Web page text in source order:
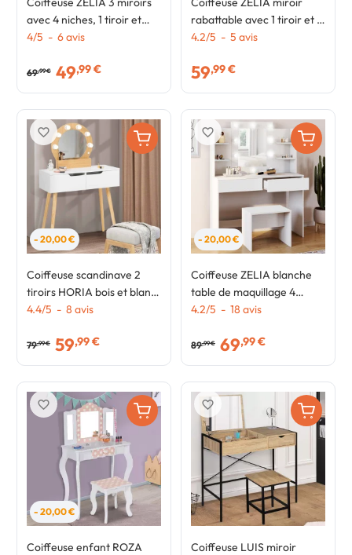
avec 4 niches, 1 tiroir et
tabouret
4/5 - 6avis
69,99 € 49,99 €
rabattable avec 1 tiroir et 1
tabouret
4.2/5 - 5 avis
59,99 €
- 20,00 €
Coiffeuse scandinave 2
tiroirs HORIA bois et blanc
avec miroir LED
4.4/5 - 8 avis
79,99 € 59,99 €
favorite_border
- 20,00 €
Coiffeuse ZELIA blanche
table de maquillage 4
étagères, miroir LED et
4.2/5 - 18 avis
89,99 € 69,99 €
favorite_border
- 20,00 €
Coiffeuse enfant ROZA
favorite_border
Coiffeuse LUIS miroir
favorite_border